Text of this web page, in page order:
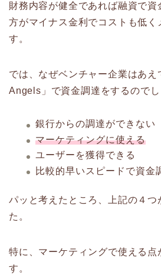
財務内容が健全であれば融資で資
方がマイナス金利でコストも低く
す。
では、なぜベンチャー企業はあ
Angels」で資金調達をするのでし
銀行からの調達ができない
マーケティングに使える
ユーザーを獲得できる
比較的早いスピードで資金
パッと考えたところ、上記の４つ
た。
特に、マーケティングで使える点
す。